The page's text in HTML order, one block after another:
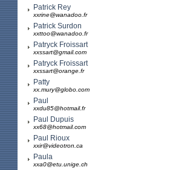
Patrick Rey
xxrine@wanadoo.fr
Patrick Surdon
xxttoo@wanadoo.fr
Patryck Froissart
xxssart@gmail.com
Patryck Froissart
xxssart@orange.fr
Patty
xx.mury@globo.com
Paul
xxdu85@hotmail.fr
Paul Dupuis
xx68@hotmail.com
Paul Rioux
xxir@videotron.ca
Paula
xxa0@etu.unige.ch